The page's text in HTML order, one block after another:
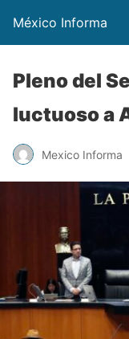
México Informa
Pleno del
luctuoso a
Mexico Informa